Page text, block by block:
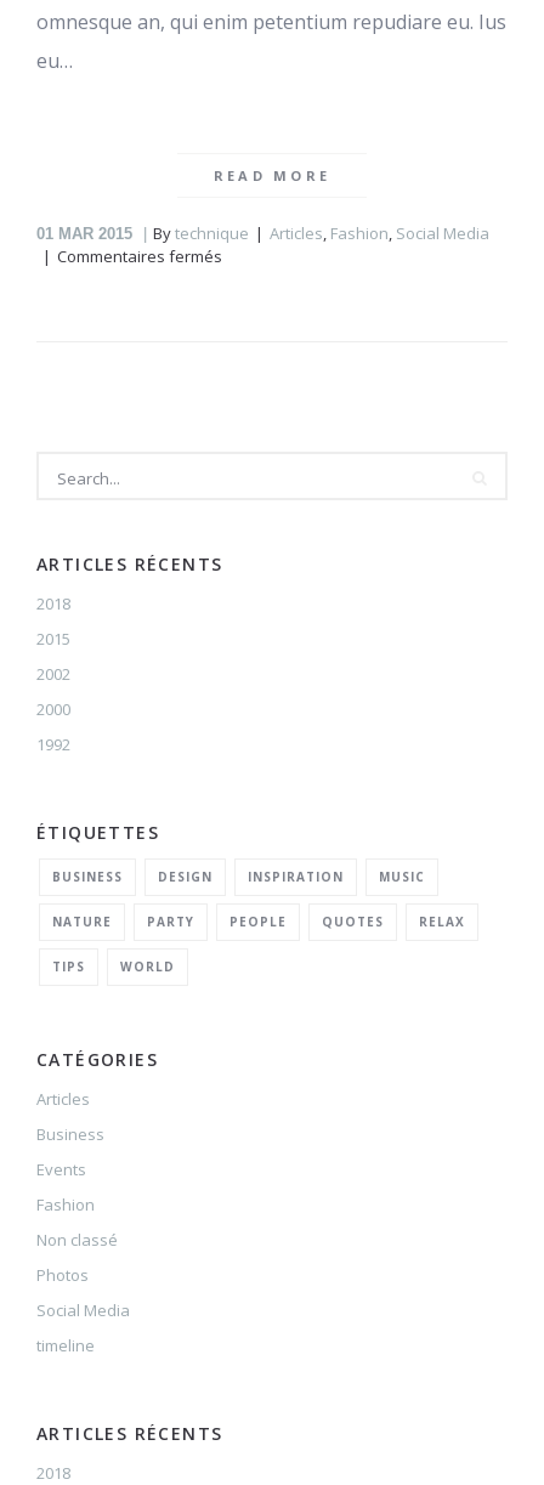
omnesque an, qui enim petentium repudiare eu. Ius
eu…
READ MORE
01 MAR 2015 Bytechnique Articles, Fashion, Social Media
Commentaires fermés
ARTICLES RÉCENTS
2018
2015
2002
2000
1992
ÉTIQUETTES
BUSINESS DESIGN INSPIRATION MUSIC
NATURE PARTY PEOPLE QUOTES RELAX
TIPS WORLD
CATÉGORIES
Articles
Business
Events
Fashion
Non classé
Photos
Social Media
timeline
ARTICLES RÉCENTS
2018